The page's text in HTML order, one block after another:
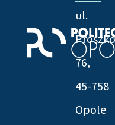
ul.
76,
45-758
Opole